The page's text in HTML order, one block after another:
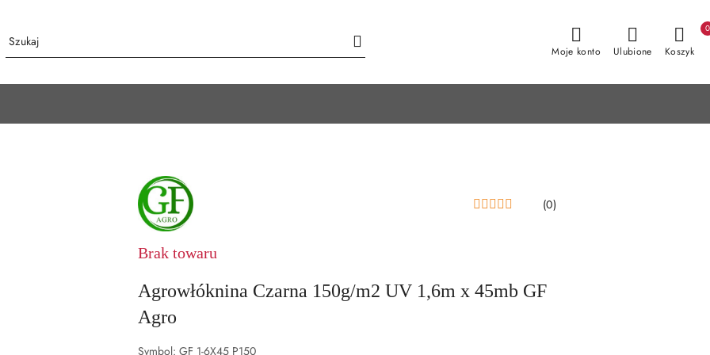
Moje konto Ulubione Koszyk
0
NAZWA
PRODUCENTA:
GF
AGRO
(0)
Brak towaru
Agrowłóknina Czarna 150g/m2 UV 1,6m x 45mb GF
Agro
Symbol: GF 1-6X45 P150